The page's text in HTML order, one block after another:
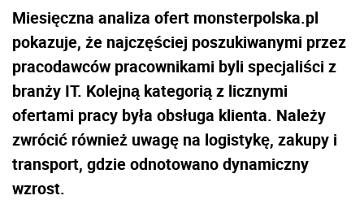
Miesięczna analiza ofert monsterpolska.pl
pokazuje, że najczęściej poszukiwanymi przez
pracodawców pracownikami byli specjaliści z
branży IT. Kolejną kategorią z licznymi
ofertami pracy była obsługa klienta. Należy
zwrócić również uwagę na logistykę, zakupy i
transport, gdzie odnotowano dynamiczny
wzrost.